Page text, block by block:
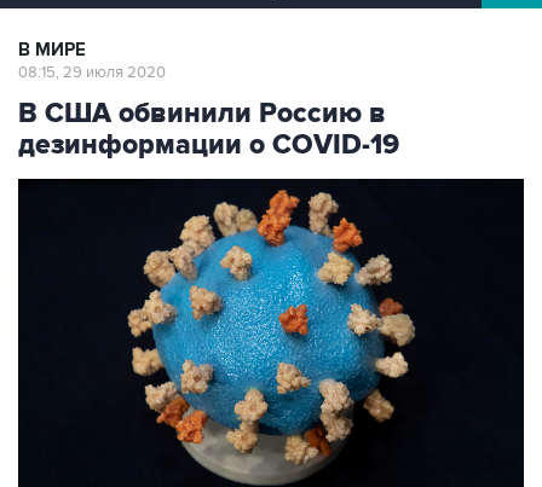
В МИРЕ
08:15, 29 июля 2020
В США обвинили Россию в
дезинформации о COVID-19